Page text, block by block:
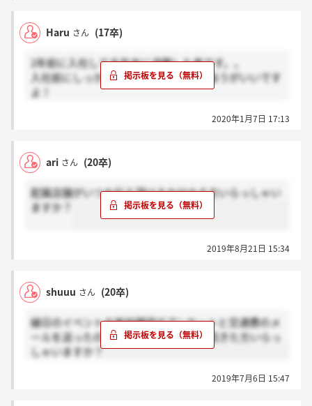
他のアパレル会社も数社受けていますが、こんな失礼
まずオススメできません。
Haru さん (17卒)
2年前に入社して去年末に退職した者です。。
入社前にしっかりと募集要項確認したほうがいいです
よ！
の仕事をずっとしてもお給料はあがりません。
も多く、150名いた同期は1年目で半分以上いなくなり
ました。
2020年1月7日 17:13
ari さん (20卒)
配属店舗がいつお伝え頂けるか分かる方いらっしゃい
ますか？
2019年8月21日 15:34
shuuu さん (20卒)
縁日のイベントの参加確認のアンケートと交通費のメ
ールを送ったのですが、改めてその返信きた方いらっ
しゃいますか？
2019年7月6日 15:47